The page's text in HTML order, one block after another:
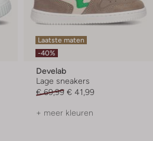
Laatste maten
-40%
Develab
Lage sneakers
€ 69,99 € 41,99
+ meer kleuren